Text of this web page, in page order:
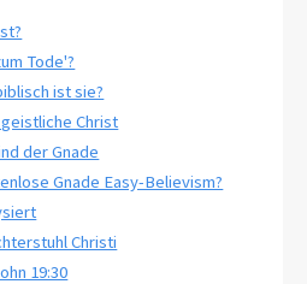
Tode'?
ist sie?
Christ
der Gnade
Gnade Easy-Believism?
Christi
19:30